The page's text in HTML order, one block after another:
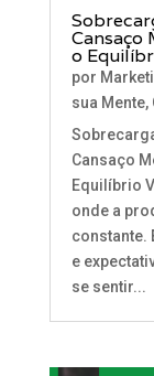
Cansaço
o
por
sua Mente,
Cansaço
Equilíbrio
onde a
constante.
e
se sentir...